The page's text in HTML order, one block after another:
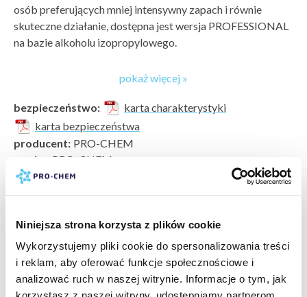
Niniejsza strona korzysta z plików cookie
Wykorzystujemy pliki cookie do spersonalizowania treści
i reklam, aby oferować funkcje społecznościowe i
analizować ruch w naszej witrynie. Informacje o tym, jak
osób preferujących mniej intensywny zapach i równie
skuteczne działanie, dostępna jest wersja PROFESSIONAL
na bazie alkoholu izopropylowego.
i innych tłustych zabrudzeń.
Zalecany do odtłuszczania powierzchni takich jak:
tarcze hamulcowe
sprzęgła
bębny hamulcowe
pompy paliwa
skrzynie biegów
i suchą powierzchnię.Nie zawiera acetonu.
Sposób użycia
pokaż więcej »
bezpieczeństwo:
karta charakterystyki
karta bezpieczeństwa
producent: PRO-CHEM
marka:
PRO-CHEM
typ zabrudzenia:
rodzaj czyszczenia:odtłuszczanie gruntowne bieżące
typ czyszczenia: specjalistyczne domowe
rodzaj obiektu do wyczyszczenia: części samochodowe
»
rodzaj mycia: bezdotykowe